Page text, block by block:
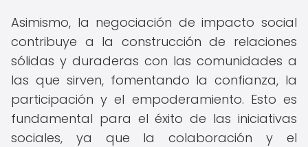
Asimismo, la negociación de impacto social
contribuye a la construcción de relaciones
sólidas y duraderas con las comunidades a
las que sirven, fomentando la confianza, la
participación y el empoderamiento. Esto es
fundamental para el éxito de las iniciativas
sociales, ya que la colaboración y el